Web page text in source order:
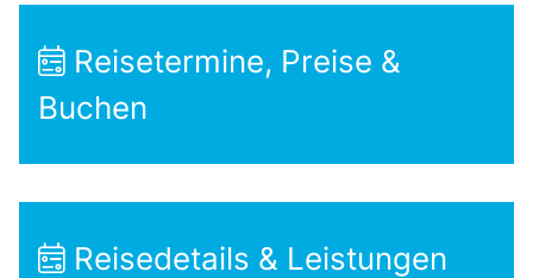
Reisetermine, Preise &
Buchen
Reisedetails & Leistungen